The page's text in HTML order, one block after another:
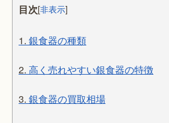
目次[非表示]
1. 銀食器の種類
2. 高く売れやすい銀食器の特徴
3. 銀食器の買取相場